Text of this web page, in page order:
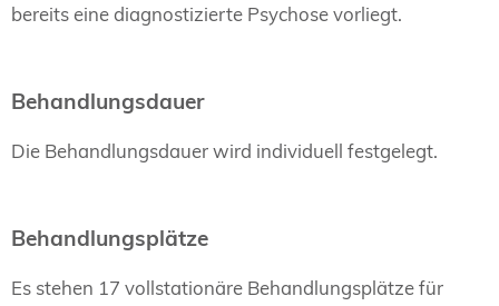
bereits eine diagnostizierte Psychose vorliegt.
Behandlungsdauer
Die Behandlungsdauer wird individuell festgelegt.
Behandlungsplätze
Es stehen 17 vollstationäre Behandlungsplätze für